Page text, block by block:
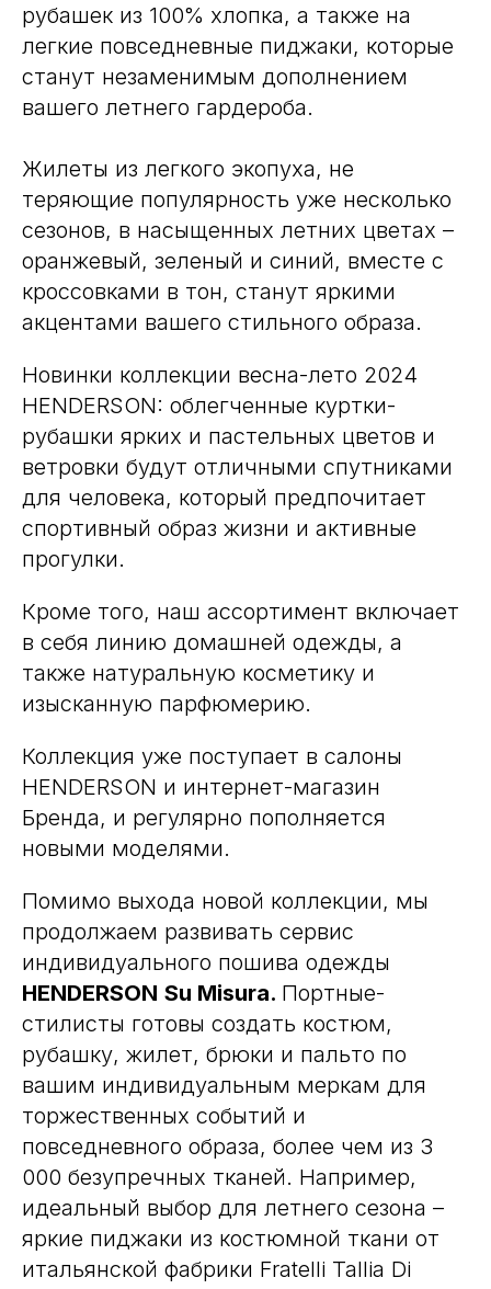
рубашек из 100% хлопка, а также на
легкие повседневные пиджаки, которые
станут незаменимым дополнением
вашего летнего гардероба.
Жилеты из легкого экопуха, не
теряющие популярность уже несколько
сезонов, в насыщенных летних цветах –
оранжевый, зеленый и синий, вместе с
кроссовками в тон, станут яркими
акцентами вашего стильного образа.
Новинки коллекции весна-лето 2024
HENDERSON: облегченные куртки-
рубашки ярких и пастельных цветов и
ветровки будут отличными спутниками
для человека, который предпочитает
спортивный образ жизни и активные
прогулки.
Кроме того, наш ассортимент включает
в себя линию домашней одежды, а
также натуральную косметику и
изысканную парфюмерию.
Коллекция уже поступает в салоны
HENDERSON и интернет-магазин
Бренда, и регулярно пополняется
новыми моделями.
Помимо выхода новой коллекции, мы
продолжаем развивать сервис
индивидуального пошива одежды
HENDERSON Su Misura. Портные-
стилисты готовы создать костюм,
рубашку, жилет, брюки и пальто по
вашим индивидуальным меркам для
торжественных событий и
повседневного образа, более чем из 3
000 безупречных тканей. Например,
идеальный выбор для летнего сезона –
яркие пиджаки из костюмной ткани от
итальянской фабрики Fratelli Tallia Di